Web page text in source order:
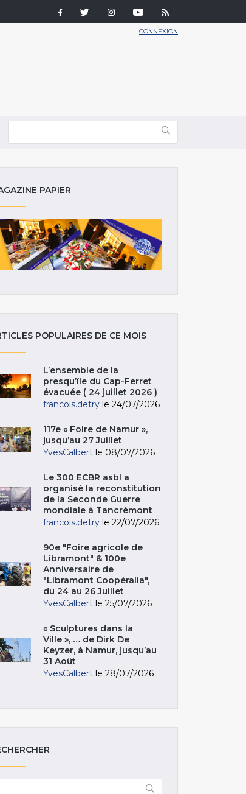
CONNEXION
PAPIER
POPULAIRES DE CE MOIS
L’ensemble de la
presqu’île du Cap-Ferret
évacuée ( 24 juillet 2026 )
francois.detry le 24/07/2026
117e « Foire de Namur »,
jusqu’au 27 Juillet
YvesCalbert le 08/07/2026
Le 300 ECBR asbl a
organisé la reconstitution
de la Seconde Guerre
mondiale à Tancrémont
francois.detry le 22/07/2026
90e "Foire agricole de
Libramont" & 100e
Anniversaire de
"Libramont Coopéralia",
du 24 au 26 Juillet
YvesCalbert le 25/07/2026
« Sculptures dans la
Ville », … de Dirk De
Keyzer, à Namur, jusqu’au
31 Août
YvesCalbert le 28/07/2026